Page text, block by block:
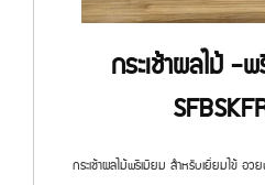
กระเช้าผลไม้ -
กระเช้าผลไม้พรีเมียม สำหรับเยี่ยมไข้